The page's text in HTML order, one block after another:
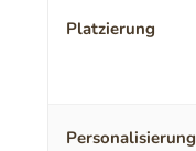
Platzierung
Personalisierung